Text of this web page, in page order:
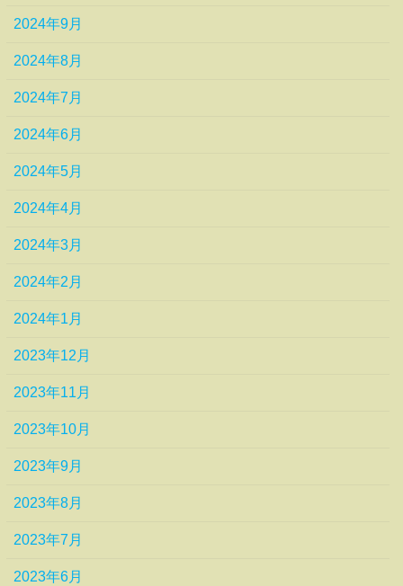
2024年9月
2024年8月
2024年7月
2024年6月
2024年5月
2024年4月
2024年3月
2024年2月
2024年1月
2023年12月
2023年11月
2023年10月
2023年9月
2023年8月
2023年7月
2023年6月